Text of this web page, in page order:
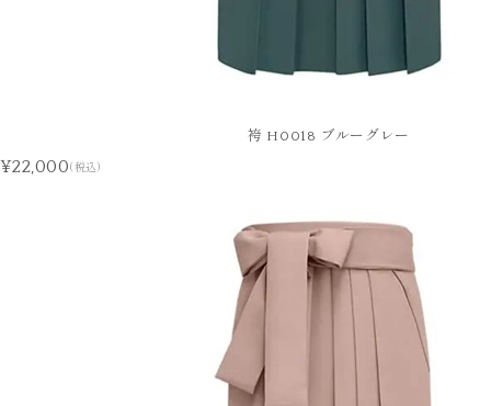
袴 H0018 ブルーグレー
¥22,000(税込)